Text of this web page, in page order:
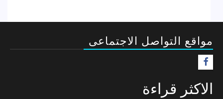
مواقع التواصل الاجتماعى
الاكثر قراءة